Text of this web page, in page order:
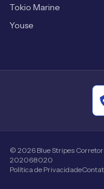
Tokio Marine
Youse
© 2026 Blue Stripes
202068020
Política de Privacidade